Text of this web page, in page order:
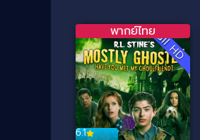
Full HD
6.1
พากย์ไทย